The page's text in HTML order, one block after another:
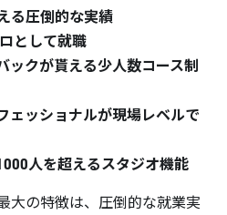
る圧倒的な実績
として就職
ックが貰える少人数コース制
ェッショナルが現場レベルで
人を超えるスタジオ機能
大の特徴は、圧倒的な就業実